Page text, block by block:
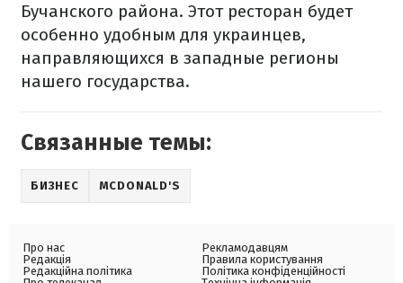
Бучанского района. Этот ресторан будет
особенно удобным для украинцев,
направляющихся в западные регионы
нашего государства.
Связанные темы:
БИЗНЕС MCDONALD'S
Про нас
Редакція
Редакційна політика
Рекламодавцям
Правила користування
Політика конфіденційності